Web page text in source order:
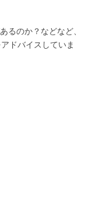
るのか？などなど、
ドバイスしていま